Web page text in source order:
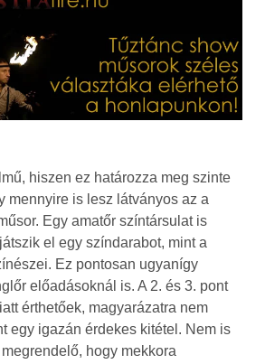
hiszen ez határozza meg szinte
mennyire is lesz látványos az a
Egy amatőr színtársulat is
el egy színdarabot, mint a
Ez pontosan ugyanígy
előadásoknál is. A 2. és 3. pont
érthetőek, magyarázatra nem
egy igazán érdekes kitétel. Nem is
hogy mekkora